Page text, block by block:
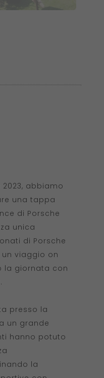
abbiamo
una tappa
di Porsche
unica
di Porsche
un viaggio on
la giornata con
.
presso la
un grande
hanno potuto
la